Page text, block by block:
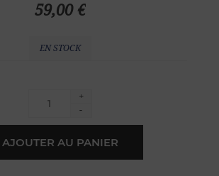
59,00 €
EN STOCK
+
-
AJOUTER AU PANIER